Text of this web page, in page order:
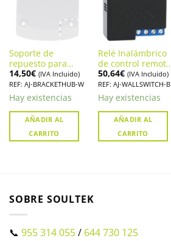
Soporte de
repuesto para
central de Alarma
AJAX (HUB y AJ-
HUB2)
14,50€ (IVA Incluido)
REF: AJ-BRACKETHUB-W
Hay existencias
AÑADIR AL
CARRITO
Relé Inalámbrico
de control remoto
alarma AJAX
WALLSWITCH (AJ-
WALLSWITCH-B)
50,64€ (IVA Incluido)
REF: AJ-WALLSWITCH-B
Hay existencias
AÑADIR AL
CARRITO
SOBRE SOULTEK
📞 955 314 055/ 644 730 125